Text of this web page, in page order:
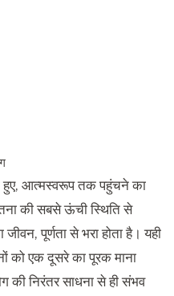
हुए, आत्मस्वरूप तक पहुंचने का
की सबसे ऊंची स्थिति से
पूर्णता से भरा होता है। यही
को एक दूसरे का पूरक माना
की निरंतर साधना से ही संभव